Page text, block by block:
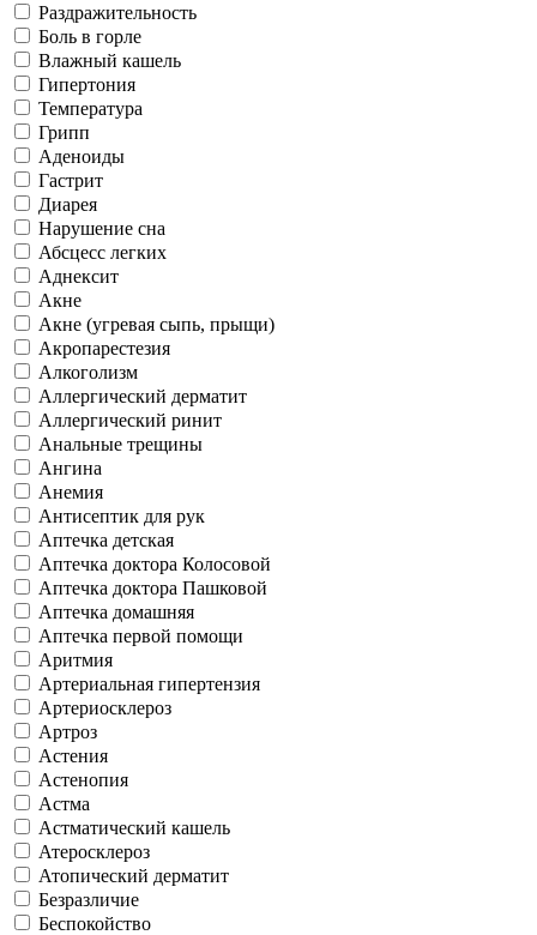
Раздражительность
Боль в горле
Влажный кашель
Гипертония
Температура
Грипп
Аденоиды
Гастрит
Диарея
Нарушение сна
Абсцесс легких
Аднексит
Акне
Акне (угревая сыпь, прыщи)
Акропарестезия
Алкоголизм
Аллергический дерматит
Аллергический ринит
Анальные трещины
Ангина
Анемия
Антисептик для рук
Аптечка детская
Аптечка доктора Колосовой
Аптечка доктора Пашковой
Аптечка домашняя
Аптечка первой помощи
Аритмия
Артериальная гипертензия
Артериосклероз
Артроз
Астения
Астенопия
Астма
Астматический кашель
Атеросклероз
Атопический дерматит
Безразличие
Беспокойство